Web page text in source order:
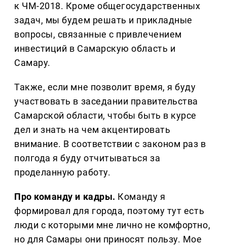
к ЧМ-2018. Кроме общегосударственных
задач, мы будем решать и прикладные
вопросы, связанные с привлечением
инвестиций в Самарскую область и
Самару.
Также, если мне позволит время, я буду
участвовать в заседании правительства
Самарской области, чтобы быть в курсе
дел и знать на чем акцентировать
внимание. В соответствии с законом раз в
полгода я буду отчитываться за
проделанную работу.
Про команду и кадры. Команду я
формировал для города, поэтому тут есть
люди с которыми мне лично не комфортно,
но для Самары они приносят пользу. Мое